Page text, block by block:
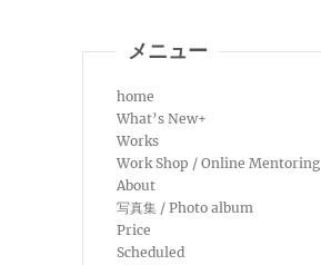
メニュー
home
What’s New+
Works
Work Shop / Online Mentoring
About
写真集 / Photo album
Price
Scheduled